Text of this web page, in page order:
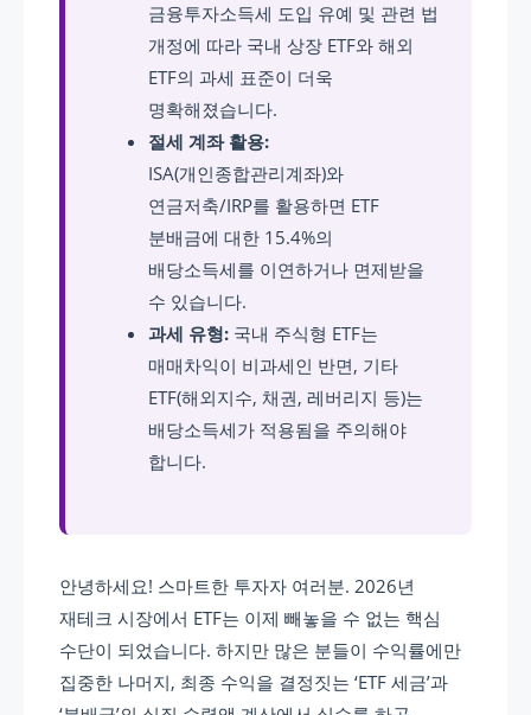
금융투자소득세 도입 유예 및 관련 법
개정에 따라 국내 상장 ETF와 해외
ETF의 과세 표준이 더욱
명확해졌습니다.
절세 계좌 활용:
ISA(개인종합관리계좌)와
연금저축/IRP를 활용하면 ETF
분배금에 대한 15.4%의
배당소득세를 이연하거나 면제받을
수 있습니다.
과세 유형: 국내 주식형 ETF는
매매차익이 비과세인 반면, 기타
ETF(해외지수, 채권, 레버리지 등)는
배당소득세가 적용됨을 주의해야
합니다.
안녕하세요! 스마트한 투자자 여러분. 2026년
재테크 시장에서 ETF는 이제 빼놓을 수 없는 핵심
수단이 되었습니다. 하지만 많은 분들이 수익률에만
집중한 나머지, 최종 수익을 결정짓는 ‘ETF 세금’과